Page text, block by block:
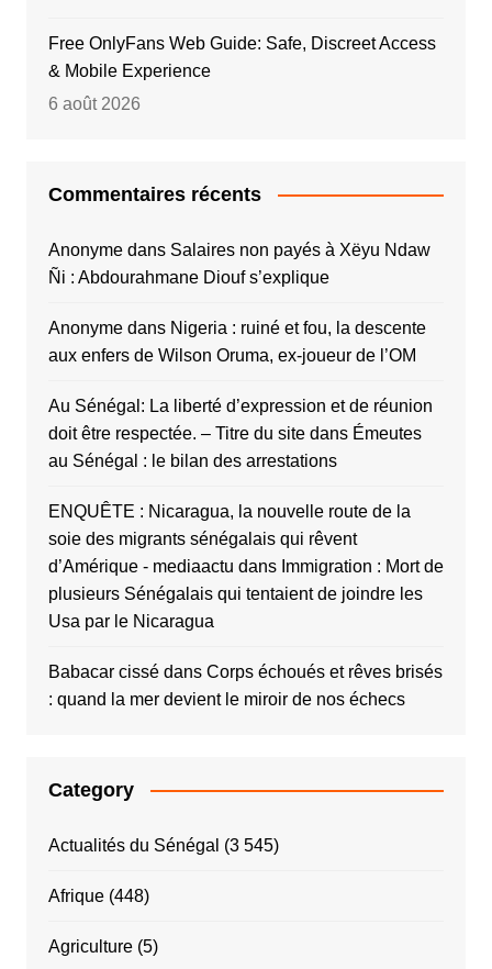
Free OnlyFans Web Guide: Safe, Discreet Access
& Mobile Experience
6 août 2026
Commentaires récents
Anonymedans Salaires non payés à Xëyu Ndaw
Ñi : Abdourahmane Diouf s’explique
Anonymedans Nigeria : ruiné et fou, la descente
aux enfers de Wilson Oruma, ex-joueur de l’OM
Au Sénégal: La liberté d’expression et de réunion
doit être respectée. – Titre du sitedans Émeutes
au Sénégal : le bilan des arrestations
ENQUÊTE : Nicaragua, la nouvelle route de la
soie des migrants sénégalais qui rêvent
d’Amérique - mediaactu dans Immigration : Mort de
plusieurs Sénégalais qui tentaient de joindre les
Usa par le Nicaragua
Babacar cissédans Corps échoués et rêves brisés
: quand la mer devient le miroir de nos échecs
Category
Actualités du Sénégal (3 545)
Afrique(448)
Agriculture(5)